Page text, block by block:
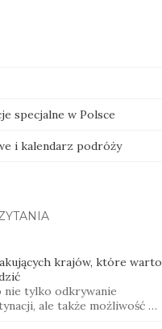
specjalne w Polsce
i kalendarz podróży
krajów, które warto
nie tylko odkrywanie
ale także możliwość …